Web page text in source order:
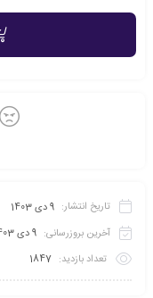
تاریخ انتشار: 9 دی 1403
آخرین بروزرسانی: 9 دی 1403
تعداد بازدید: 1847